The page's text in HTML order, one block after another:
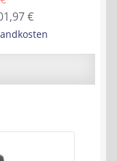
€Aktueller
Preis
ist: